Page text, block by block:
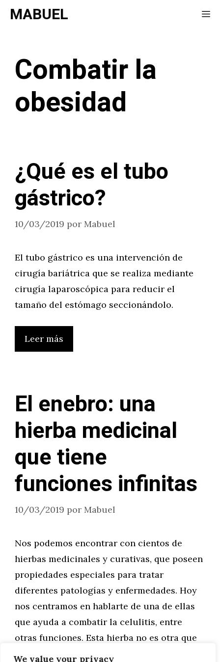
We value your privacy
SaltarMABUEL
Combatir la
obesidad
¿Qué es el tubo
gástrico?
10/03/2019 por Mabuel
El tubo gástrico es una intervención de
cirugía bariátrica que se realiza mediante
cirugía laparoscópica para reducir el
tamaño del estómago seccionándolo.
Leer más
El enebro: una
hierba medicinal
que tiene
funciones infinitas
10/03/2019 por Mabuel
Nos podemos encontrar con cientos de
hierbas medicinales y curativas, que poseen
propiedades especiales para tratar
diferentes patologías y enfermedades. Hoy
nos centramos en hablarte de una de ellas
que ayuda a combatir la celulitis, entre
otras funciones. Esta hierba no es otra que
el enebro.